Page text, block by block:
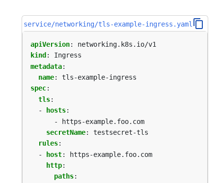
service/networking/tls-example-ingress.yaml
apiVersion:
networking.k8s.io/v1
kind :
Ingress
metadata:
name:
tls-example-ingress
spec:
tls:
-
hosts:
- https-example.foo.com
secretName:
testsecret-tls
rules:
-
host:
https-example.foo.com
http:
paths: